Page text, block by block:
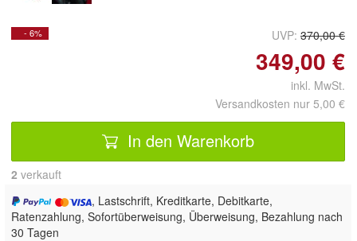
- 6% UVP: 370,00 €
349,00 €
inkl. MwSt.
Versandkosten nur 5,00 €
In den Warenkorb
2 verkauft
, Lastschrift, Kreditkarte, Debitkarte,
Ratenzahlung, Sofortüberweisung, Überweisung, Bezahlung nach
30 Tagen